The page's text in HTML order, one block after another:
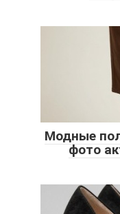
Модные
фото